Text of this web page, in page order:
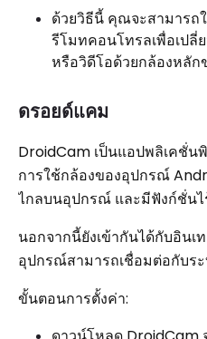
ด้วยวิธีนี้ คุณจะสามารถ
รีโมทคอนโทรลเพื่อเปลี่
หรือวิดีโอด้วยกล้องหลั
ดรอยด์แคม
DroidCam เป็นแอปพลิเคชั่น
การใช้กล้องของอุปกรณ์
ไกลบนอุปกรณ์ และมีฟังก์ชั่นไ
นอกจากนี้ยังเข้ากันได้กับอินเ
อุปกรณ์สามารถเชื่อมต่อกับร
ขั้นตอนการตั้งค่า: